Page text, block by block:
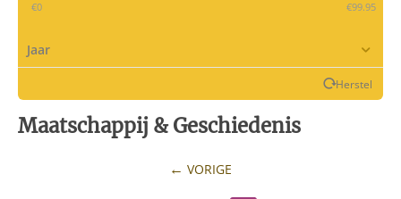
‎€0 ‎€99.95
Jaar
Herstel
Maatschappij & Geschiedenis
VORIGE